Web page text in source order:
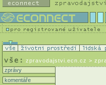
zpravodajstvi.ecn.cz >
zprávy
komentáře